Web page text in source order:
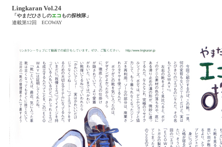
Lingkaran Vol.24
「やまだひさしのエコ もの探検隊」
連載第12回 ECOWAY